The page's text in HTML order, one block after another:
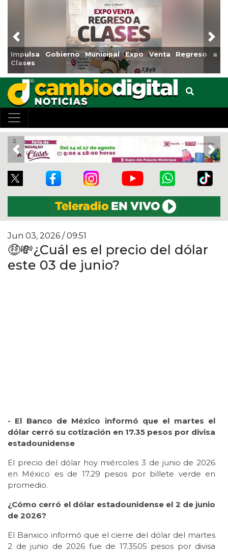
Impulsa Gobierno Municipal Expo Venta Regreso a
Clases
Previous
Previous
Jun 03, 2026 / 09:51
🤑💸¿Cuál es el precio del dólar
este 03 de junio?
- El Banco de México informó que el martes el
dólar cerró su cotización en 17.35 pesos por divisa
estadounidense
El precio del dólar hoy miércoles 3 de junio de 2026
en México es de 17.29 pesos por billete verde en
promedio.
¿Cómo cerró el dólar estadounidense el 2 de junio
de 2026?
El Banxico informó que el cierre del dólar del martes
2 de junio de 2026 fue de 17.3505 pesos por divisa